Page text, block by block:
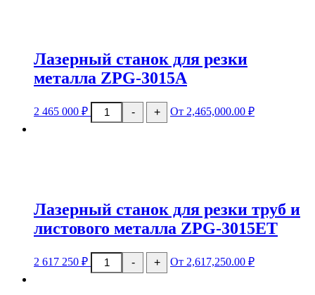
3015G
Лазерный станок для резки
металла ZPG-3015A
2 465 000 ₽ -
Количество
товара
+ От 2,465,000.00 ₽
Лазерный станок для резки труб и
листового металла ZPG-3015ET
2 617 250 ₽ -
Количество
товара
+ От 2,617,250.00 ₽